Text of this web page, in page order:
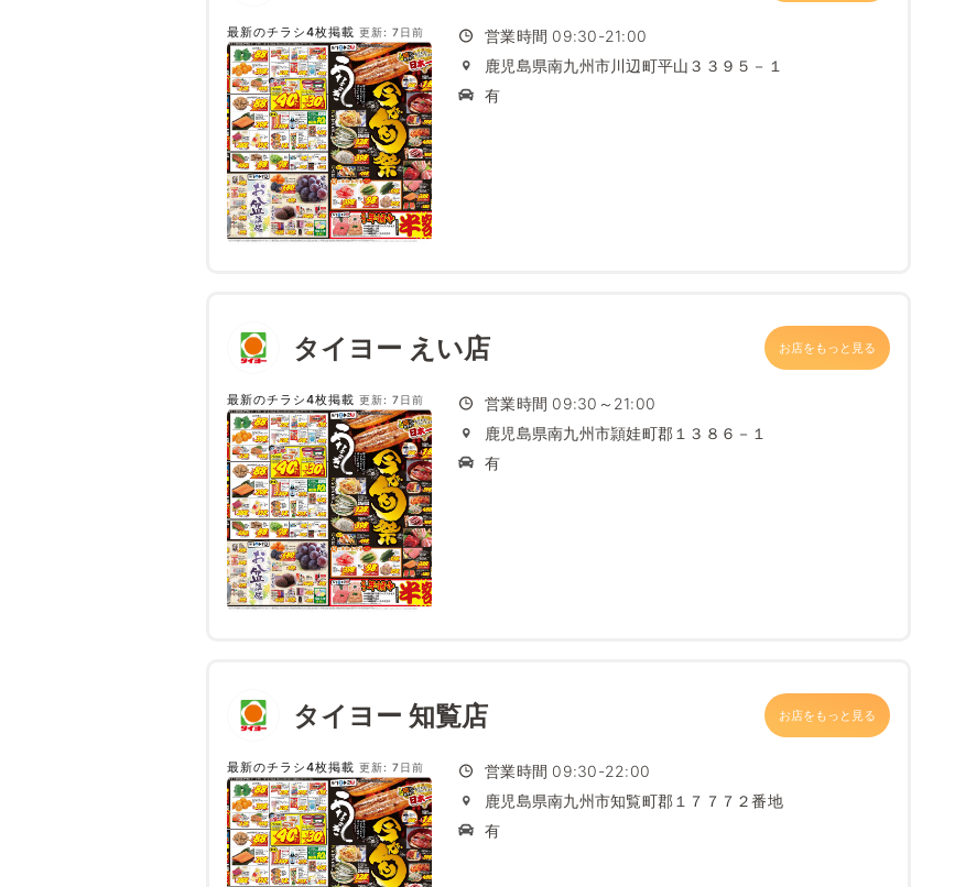
最新のチラシ4枚掲載 更新: 7日前
営業時間 09:30-21:00
鹿児島県南九州市川辺町平山３３９５－１
有
タイヨー えい店 お店をもっと見る
最新のチラシ4枚掲載 更新: 7日前
営業時間 09:30～21:00
鹿児島県南九州市頴娃町郡１３８６－１
有
タイヨー 知覧店 お店をもっと見る
最新のチラシ4枚掲載 更新: 7日前
営業時間 09:30-22:00
鹿児島県南九州市知覧町郡１７７７２番地
有